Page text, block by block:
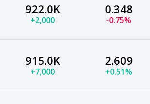
922.0K
+2,000
0.348
-0.75%
915.0K
+7,000
2.609
+0.51%